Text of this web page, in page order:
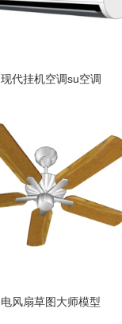
现代挂机空调su空调
电风扇草图大师模型